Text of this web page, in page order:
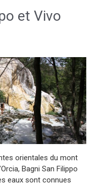
et Vivo
orientales du mont
Bagni San Filippo
eaux sont connues